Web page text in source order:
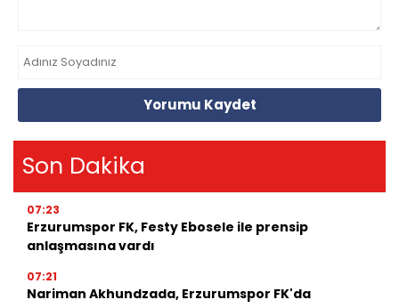
Yorumu Kaydet
Son Dakika
07:23
Erzurumspor FK, Festy Ebosele ile prensip
anlaşmasına vardı
07:21
Nariman Akhundzada, Erzurumspor FK'da